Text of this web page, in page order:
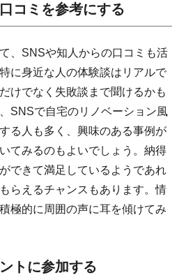
コミを参考にする
、SNSや知人からの口コミも活
に身近な人の体験談はリアルで
けでなく失敗談まで聞けるかも
SNSで自宅のリノベーション風
る人も多く、興味のある事例が
てみるのもよいでしょう。納得
できて満足しているようであれ
らえるチャンスもあります。情
極的に周囲の声に耳を傾けてみ
トに参加する